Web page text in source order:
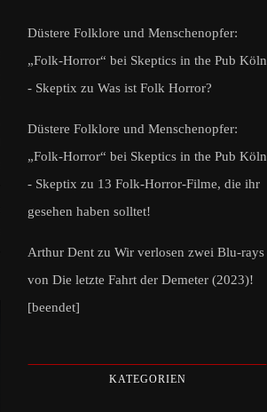
Düstere Folklore und Menschenopfer:
„Folk-Horror“ bei Skeptics in the Pub Köln
- Skeptix zu Was ist Folk Horror?
Düstere Folklore und Menschenopfer:
„Folk-Horror“ bei Skeptics in the Pub Köln
- Skeptix zu 13 Folk-Horror-Filme, die ihr
gesehen haben solltet!
Arthur Dent zu Wir verlosen zwei Blu-rays
von Die letzte Fahrt der Demeter (2023)!
[beendet]
KATEGORIEN